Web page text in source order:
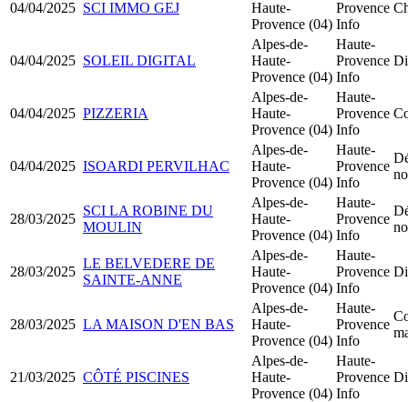
04/04/2025 SCI IMMO GEJ
Haute-
Provence (04)
Provence
Info
04/04/2025 SOLEIL DIGITAL
Alpes-de-
Haute-
Provence (04)
Haute-
Provence
Info
04/04/2025 PIZZERIA
Alpes-de-
Haute-
Provence (04)
Haute-
Provence
Info
04/04/2025 ISOARDI PERVILHAC
Alpes-de-
Haute-
Provence (04)
Haute-
Provence
Info
28/03/2025
SCI LA ROBINE DU
MOULIN
Alpes-de-
Haute-
Provence (04)
Haute-
Provence
Info
28/03/2025
LE BELVEDERE DE
SAINTE-ANNE
Alpes-de-
Haute-
Provence (04)
Haute-
Provence
Info
28/03/2025 LA MAISON D'EN BAS
Alpes-de-
Haute-
Provence (04)
Haute-
Provence
Info
21/03/2025 CÔTÉ PISCINES
Alpes-de-
Haute-
Provence (04)
Haute-
Provence
Info